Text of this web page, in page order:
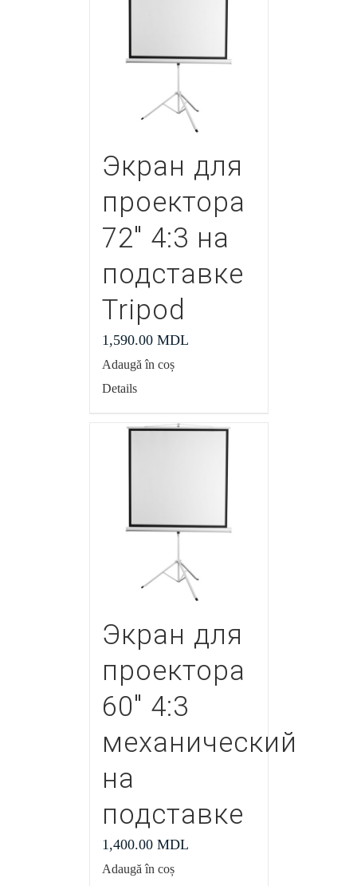
Экран для
проектора
72″ 4:3 на
подставке
Tripod
1,590.00 MDL
Adaugă în coș
Details
Экран для
проектора
60″ 4:3
механический
на
подставке
1,400.00 MDL
Adaugă în coș